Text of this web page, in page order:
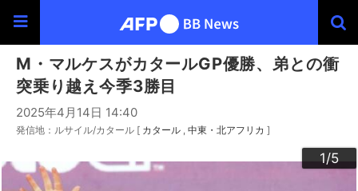
M・マルケスがカタールGP優勝、弟との衝
突乗り越え今季3勝目
2025年4月14日 14:40
発信地：ルサイル/カタール [ カタール 中東・北アフリカ ]
1/5
2/5
3/5
4/5
5/5